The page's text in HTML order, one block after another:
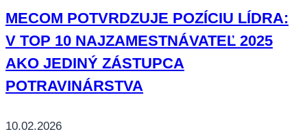
MECOM POTVRDZUJE POZÍCIU LÍDRA:
V TOP 10 NAJZAMESTNÁVATEĽ 2025
AKO JEDINÝ ZÁSTUPCA
POTRAVINÁRSTVA
10.02.2026